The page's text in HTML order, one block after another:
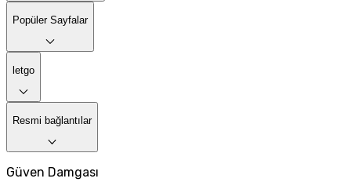
Popüler Sayfalar
letgo
Resmi bağlantılar
Güven Damgası